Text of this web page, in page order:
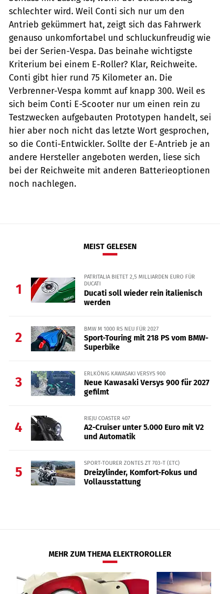
schlechter wird. Weil Conti sich nur um den
Antrieb gekümmert hat, zeigt sich das Fahrwerk
genauso unkomfortabel und schluckunfreudig wie
bei der Serien-Vespa. Das beinahe wichtigste
Kriterium bei einem E-Roller? Klar, Reichweite.
Conti gibt hier rund 75 Kilometer an. Die
Verbrenner-Vespa kommt auf knapp 300. Weil es
sich beim Conti E-Scooter nur um einen rein zu
Testzwecken aufgebauten Prototypen handelt, sei
hier aber noch nicht das letzte Wort gesprochen,
so die Conti-Entwickler. Sollte der E-Antrieb je an
andere Hersteller angeboten werden, liese sich
bei der Reichweite mit anderen Batterieoptionen
noch nachlegen.
MEIST GELESEN
1
PATRITALIA BIETET 2,5 MILLIARDEN EURO FÜR
DUCATI
Ducati soll wieder rein italienisch
werden
2
BMW M 1000 RS NEU FÜR 2027
Sport-Touring mit 218 PS vom BMW-
Superbike
3
ERLKÖNIG KAWASAKI VERSYS 900
Neue Kawasaki Versys 900 für 2027
gefilmt
4
RIEJU COASTER 407
A2-Cruiser unter 5.000 Euro mit V2
und Automatik
5
SPORT-TOURER ZONTES ZT 703-T (ETC)
Dreizylinder, Komfort-Fokus und
Vollausstattung
MEHR ZUM THEMA ELEKTROROLLER